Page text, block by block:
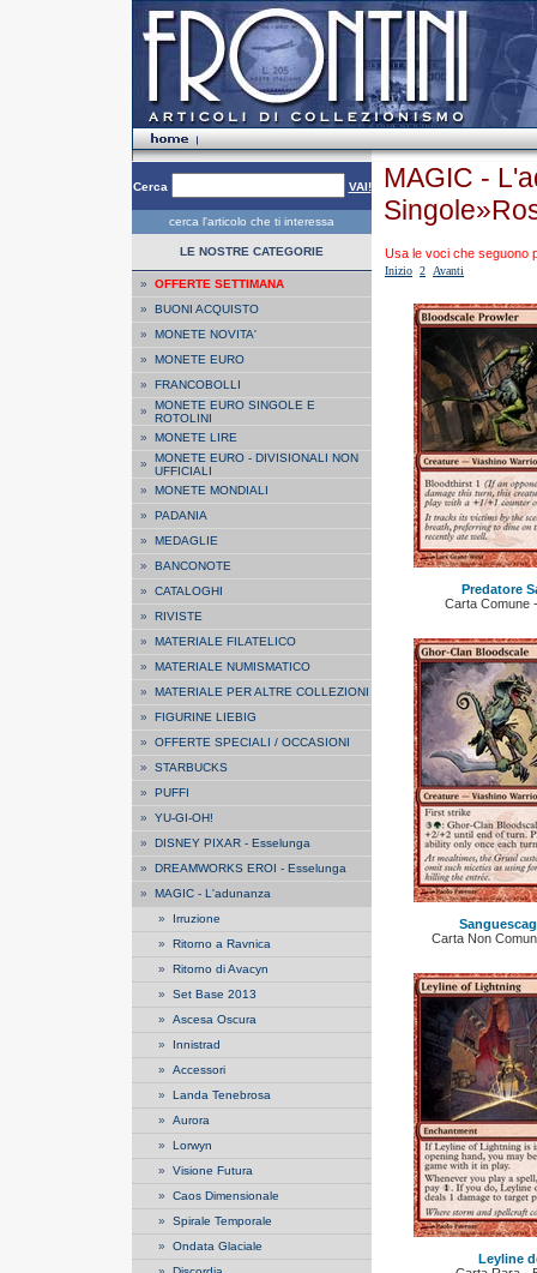
Cerca VAI!
cerca l'articolo che ti interessa
LE NOSTRE CATEGORIE
» OFFERTE SETTIMANA
» BUONI ACQUISTO
» MONETE NOVITA'
» MONETE EURO
» FRANCOBOLLI
» MONETE EURO SINGOLE E
ROTOLINI
» MONETE LIRE
» MONETE EURO - DIVISIONALI NON
UFFICIALI
» MONETE MONDIALI
» PADANIA
» MEDAGLIE
» BANCONOTE
» CATALOGHI
» RIVISTE
» MATERIALE FILATELICO
» MATERIALE NUMISMATICO
» MATERIALE PER ALTRE COLLEZIONI
» FIGURINE LIEBIG
» OFFERTE SPECIALI / OCCASIONI
» STARBUCKS
» PUFFI
» YU-GI-OH!
» DISNEY PIXAR - Esselunga
» DREAMWORKS EROI - Esselunga
» MAGIC - L'adunanza
» Irruzione
» Ritorno a Ravnica
» Ritorno di Avacyn
» Set Base 2013
» Ascesa Oscura
» Innistrad
» Accessori
» Landa Tenebrosa
» Aurora
» Lorwyn
» Visione Futura
» Caos Dimensionale
» Spirale Temporale
» Ondata Glaciale
MAGIC -
Usa le voci che seguono
Inizio 2 Avanti
Predatore
Carta Comune
Carta Non
Leyline